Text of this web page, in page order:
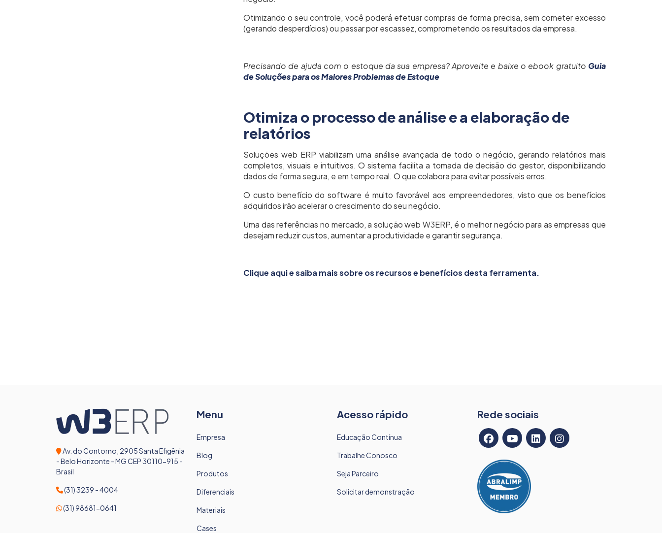
Otimizando o seu controle, você poderá efetuar compras de forma precisa, sem cometer excesso
(gerando desperdícios) ou passar por escassez, comprometendo os resultados da empresa.
Precisando de ajuda com o estoque da sua empresa? Aproveite e baixe o ebook gratuito Guia
de Soluções para os Maiores Problemas de Estoque
Otimiza o processo de análise e a elaboração de
relatórios
Soluções web ERP viabilizam uma análise avançada de todo o negócio, gerando relatórios mais
completos, visuais e intuitivos. O sistema facilita a tomada de decisão do gestor, disponibilizando
dados de forma segura, e em tempo real. O que colabora para evitar possíveis erros.
O custo benefício do software é muito favorável aos empreendedores, visto que os benefícios
adquiridos irão acelerar o crescimento do seu negócio.
Uma das referências no mercado, a solução web W3ERP, é o melhor negócio para as empresas que
desejam reduzir custos, aumentar a produtividade e garantir segurança.
Clique aqui e saiba mais sobre os recursos e benefícios desta ferramenta.
Av. do Contorno, 2905 Santa Efigênia
- Belo Horizonte - MG CEP 30110-915 -
Brasil
(31) 3239 - 4004
(31) 98681-0641
Menu
Empresa
Blog
Produtos
Diferenciais
Materiais
Cases
Acesso rápido
Educação Contínua
Trabalhe Conosco
Seja Parceiro
Solicitar demonstração
Rede sociais